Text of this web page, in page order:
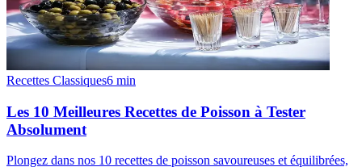
Recettes Classiques6 min
Les 10 Meilleures Recettes de Poisson à Tester
Absolument
Plongez dans nos 10 recettes de poisson savoureuses et équilibrées,